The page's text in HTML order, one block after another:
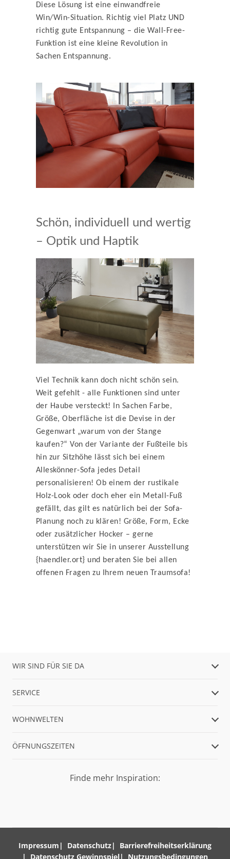
Diese Lösung ist eine einwandfreie
Win/Win-Situation. Richtig viel Platz UND
richtig gute Entspannung – die Wall-Free-
Funktion ist eine kleine Revolution in
Sachen Entspannung.
Schön, individuell und wertig
– Optik und Haptik
Viel Technik kann doch nicht schön sein.
Weit gefehlt - alle Funktionen sind unter
der Haube versteckt! In Sachen Farbe,
Größe, Oberfläche ist die Devise in der
Gegenwart „warum von der Stange
kaufen?“ Von der Variante der Fußteile bis
hin zur Sitzhöhe lässt sich bei einem
Alleskönner-Sofa jedes Detail
personalisieren! Ob einem der rustikale
Holz-Look oder doch eher ein Metall-Fuß
gefällt, das gilt es natürlich bei der Sofa-
Planung noch zu klären! Größe, Form, Ecke
oder zusätzlicher Hocker – gerne
unterstützen wir Sie in unserer Ausstellung
{haendler.ort} und beraten Sie bei allen
offenen Fragen zu Ihrem neuen Traumsofa!
WIR SIND FÜR SIE DA
SERVICE
WOHNWELTEN
ÖFFNUNGSZEITEN
Finde mehr Inspiration:
Impressum Datenschutz
Barrierefreiheitserklärung
Datenschutz Gewinnspiel
Nutzungsbedingungen